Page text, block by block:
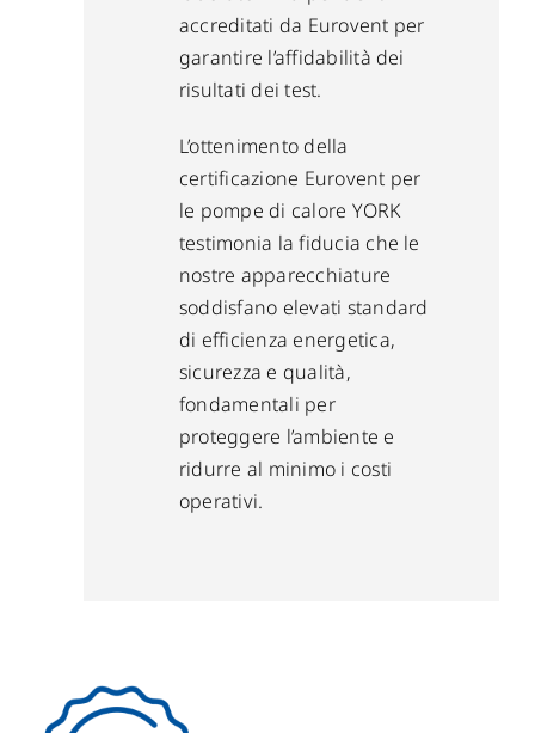
accreditati da Eurovent per
garantire l’affidabilità dei
risultati dei test.
L’ottenimento della
certificazione Eurovent per
le pompe di calore YORK
testimonia la fiducia che le
nostre apparecchiature
soddisfano elevati standard
di efficienza energetica,
sicurezza e qualità,
fondamentali per
proteggere l’ambiente e
ridurre al minimo i costi
operativi.